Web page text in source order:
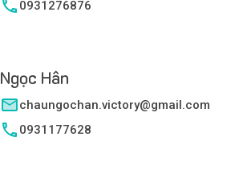
0931276876
Ngọc Hân
chaungochan.victory@gmail.com
0931177628